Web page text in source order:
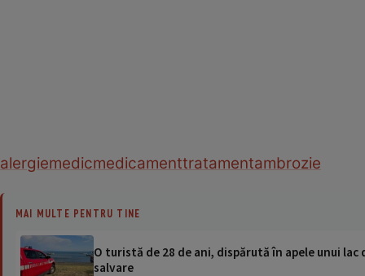
alergiemedicmedicamenttratamentambrozie
MAI MULTE PENTRU TINE
O turistă de 28 de ani, dispărută în apele unui
salvare